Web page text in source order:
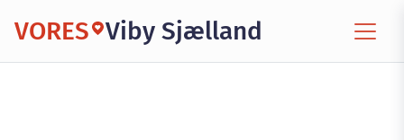
VORES Viby Sjælland